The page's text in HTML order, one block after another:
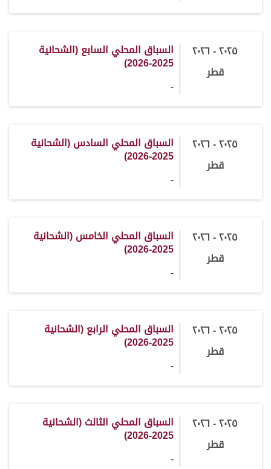
٢٠٢٥ - ٢٠٢٦
قطر
السباق المحلي السابع (الشحانية
2025-2026)
-
٢٠٢٥ - ٢٠٢٦
قطر
السباق المحلي السادس (الشحانية
2025-2026)
-
٢٠٢٥ - ٢٠٢٦
قطر
السباق المحلي الخامس (الشحانية
2025-2026)
-
٢٠٢٥ - ٢٠٢٦
قطر
السباق المحلي الرابع (الشحانية
2025-2026)
-
٢٠٢٥ - ٢٠٢٦
قطر
السباق المحلي الثالث (الشحانية
2025-2026)
-